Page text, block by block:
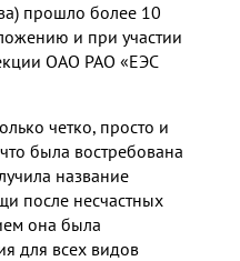
прошло более 10
и при участии
ОАО РАО «ЕЭС
четко, просто и
была востребована
название
после несчастных
она была
для всех видов